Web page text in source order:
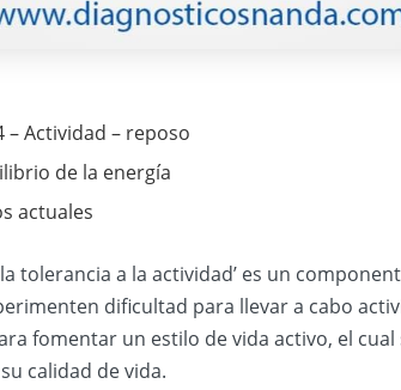
Actividad – reposo
de la energía
actuales
tolerancia a la actividad’ es un
dificultad para llevar a cabo
fomentar un estilo de vida activo, el
calidad de vida.